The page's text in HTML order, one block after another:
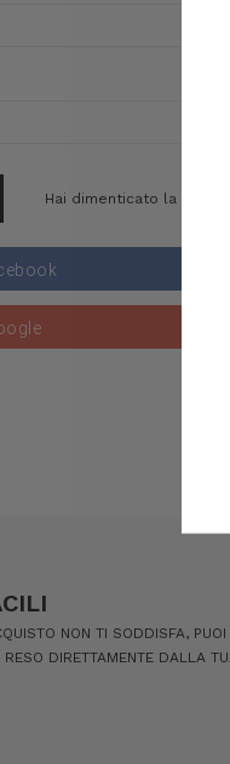
Hai dimenticato la
NON TI SODDISFA,
RESO DIRETTAMENTE DALLA